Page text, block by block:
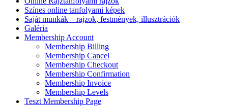
Színes online tanfolyami képek
Saját munkák – rajzok, festmények, illusztrációk
Galéria
Membership Account
Membership Billing
Membership Cancel
Membership Checkout
Membership Confirmation
Membership Invoice
Membership Levels
Teszt Membership Page